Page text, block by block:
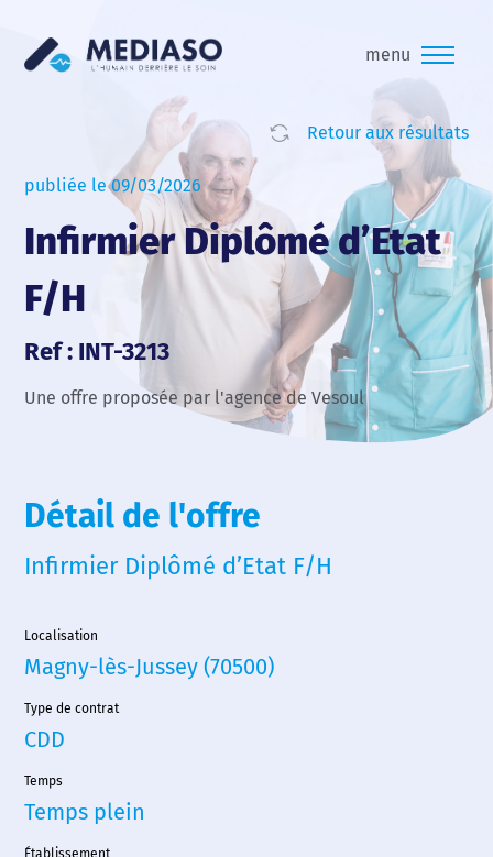
menu
Retour aux résultats
publiée le 09/03/2026
Infirmier Diplômé d’Etat
F/H
Ref : INT-3213
Une offre proposée par l'agence de Vesoul
Détail de l'offre
Infirmier Diplômé d’Etat F/H
Localisation
Magny-lès-Jussey (70500)
Type de contrat
CDD
Temps
Temps plein
Établissement